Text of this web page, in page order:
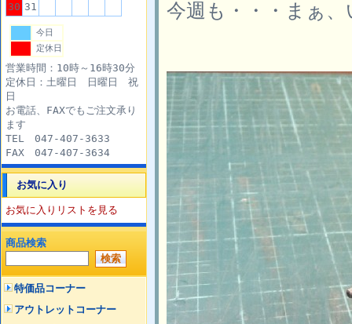
30 31
今日
定休日
営業時間：10時～16時30分
定休日：土曜日 日曜日 祝
日
お電話、FAXでもご注文承り
ます
TEL 047-407-3633
FAX 047-407-3634
お気に入り
お気に入りリストを見る
商品検索
特価品コーナー
アウトレットコーナー
今週も・・・まぁ